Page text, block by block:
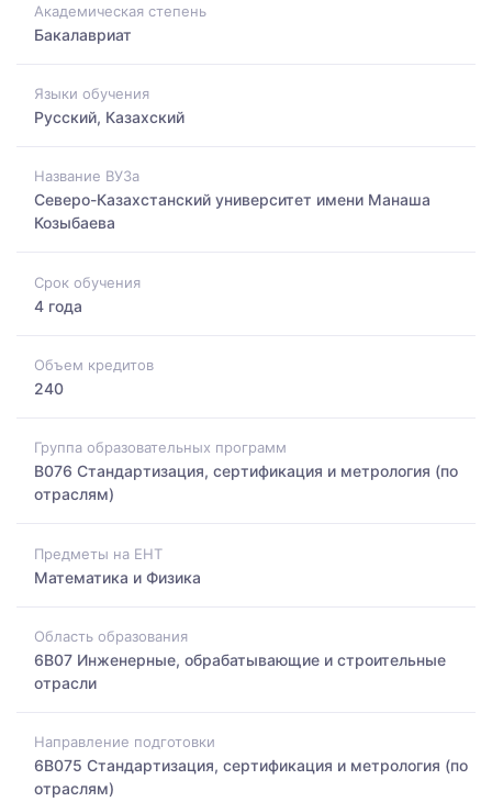
Академическая степень
Бакалавриат
Языки обучения
Русский, Казахский
Название ВУЗа
Северо-Казахстанский университет имени Манаша
Козыбаева
Срок обучения
4 года
Объем кредитов
240
Группа образовательных программ
B076 Стандартизация, сертификация и метрология (по
отраслям)
Предметы на ЕНТ
Математика и Физика
Область образования
6B07 Инженерные, обрабатывающие и строительные
отрасли
Направление подготовки
6B075 Стандартизация, сертификация и метрология (по
отраслям)